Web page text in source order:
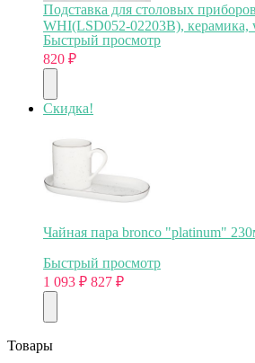
Подставка для столовых
WHI(LSD052-02203B), керамика,
Быстрый просмотр
820 ₽
Скидка!
Чайная пара bronco "platinum"
Быстрый просмотр
1 093 ₽ 827 ₽
Товары